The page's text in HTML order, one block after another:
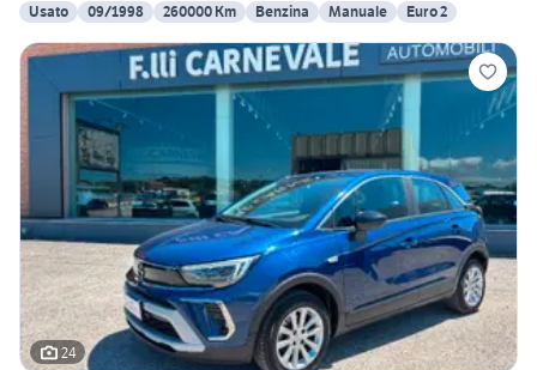
Usato
09/1998 260000 Km Benzina Manuale Euro 2
24